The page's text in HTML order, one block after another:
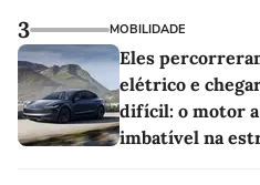
3 MOBILIDADE
Eles
elétrico e
difícil: o motor
imbatível na